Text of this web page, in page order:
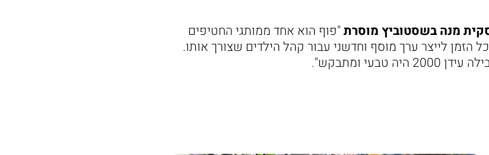
מנה בשסטוביץ מוסרת"פוף הוא אחד ממותגי החטיפים
הזמן לייצר ערך מוסף וחדשני עבור קהל הילדים שצורך אותו.
ומתבקש".